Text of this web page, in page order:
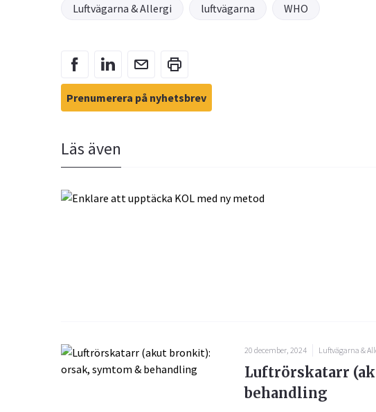
Luftvägarna & Allergi luftvägarna WHO
Prenumerera på nyhetsbrev
Läs även
20 december, 2024 Luftvägarna &
Luftrörskatarr
behandling